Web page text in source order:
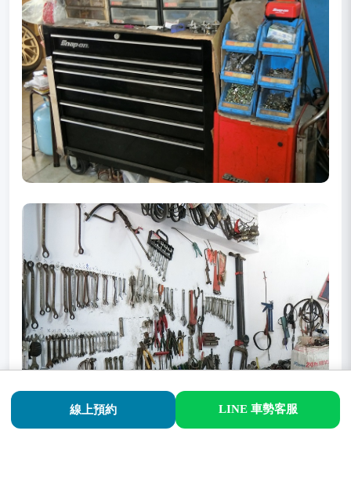
線上預約 LINE 車勢客服